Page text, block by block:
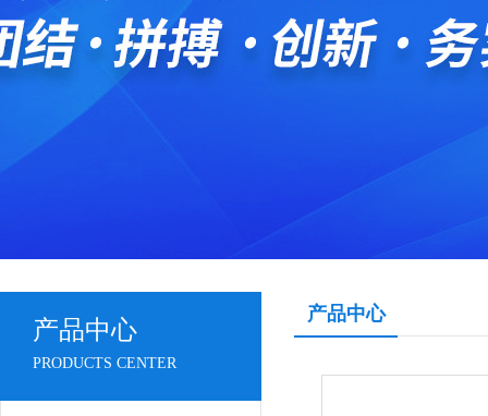
产品中心
PRODUCTS CENTER
产品中心